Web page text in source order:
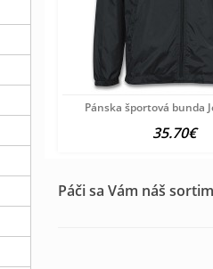
Pánska športová bunda
35.70€
Páči sa Vám náš